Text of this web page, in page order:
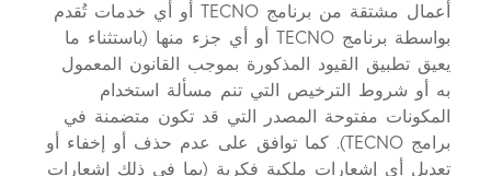
أعمال مشتقة من برنامج TECNO أو أي خدمات تُقدم
بواسطة برنامج TECNO أو أي جزء منها (باستثناء ما
يعيق تطبيق القيود المذكورة بموجب القانون المعمول
به أو شروط الترخيص التي تنم مسألة استخدام
المكونات مفتوحة المصدر التي قد تكون متضمنة في
برامج TECNO). كما توافق على عدم حذف أو إخفاء أو
تعديل أي إشعارات ملكية فكرية (بما في ذلك إشعارات